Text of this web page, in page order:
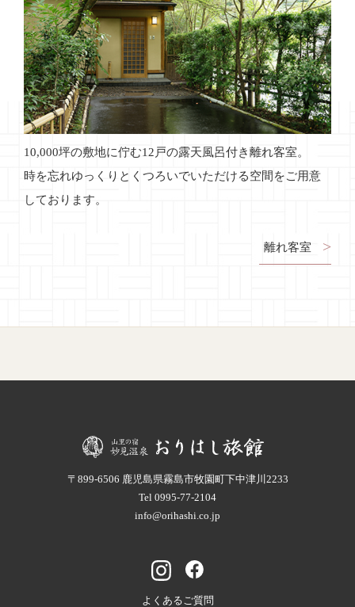
10,000坪の敷地に佇む12戸の露天風呂付き離れ客室。
時を忘れゆっくりとくつろいでいただける空間をご用意
しております。
離れ客室
〒899-6506 鹿児島県霧島市牧園町下中津川2233
Tel 0995-77-2104
info@orihashi.co.jp
よくあるご質問